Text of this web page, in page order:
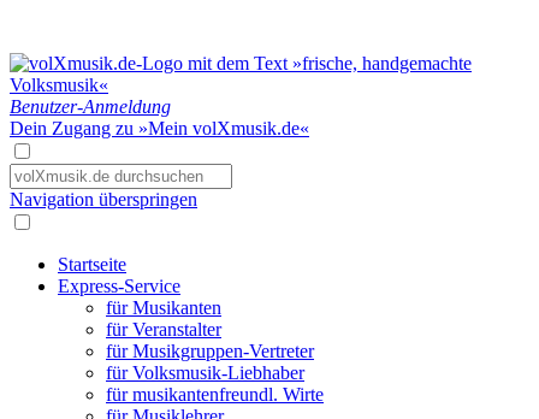
Benutzer-Anmeldung
Dein Zugang zu »Mein volXmusik.de«
Navigation überspringen
Startseite
Express-Service
für Musikanten
für Veranstalter
für Musikgruppen-Vertreter
für Volksmusik-Liebhaber
für musikantenfreundl. Wirte